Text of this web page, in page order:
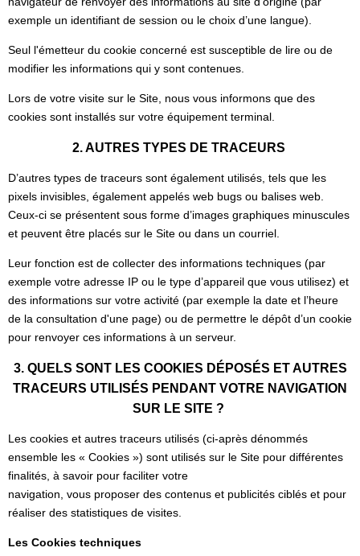
exemple un identifiant de session ou le choix d’une langue).
Seul l'émetteur du cookie concerné est susceptible de lire ou de
modifier les informations qui y sont contenues.
Lors de votre visite sur le Site, nous vous informons que des
cookies sont installés sur votre équipement terminal.
2. AUTRES TYPES DE TRACEURS
D’autres types de traceurs sont également utilisés, tels que les
pixels invisibles, également appelés web bugs ou balises web.
Ceux-ci se présentent sous forme d’images graphiques minuscules
et peuvent être placés sur le Site ou dans un courriel.
Leur fonction est de collecter des informations techniques (par
exemple votre adresse IP ou le type d’appareil que vous utilisez) et
des informations sur votre activité (par exemple la date et l’heure
de la consultation d'une page) ou de permettre le dépôt d’un cookie
pour renvoyer ces informations à un serveur.
3. QUELS SONT LES COOKIES DÉPOSÉS ET AUTRES
TRACEURS UTILISÉS PENDANT VOTRE NAVIGATION
SUR LE SITE ?
Les cookies et autres traceurs utilisés (ci-après dénommés
ensemble les « Cookies ») sont utilisés sur le Site pour différentes
finalités, à savoir pour faciliter votre
navigation, vous proposer des contenus et publicités ciblés et pour
réaliser des statistiques de visites.
Les Cookies techniques